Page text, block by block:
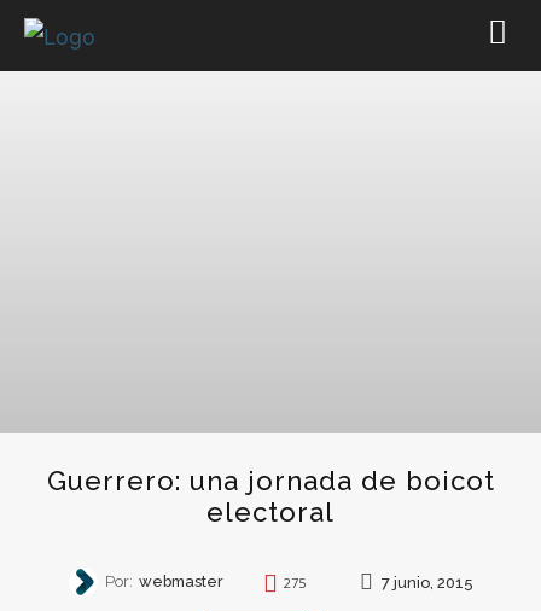
Guerrero: una jornada de boicot
electoral
Por: webmaster 275 7 junio, 2015